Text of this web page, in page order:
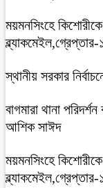
ময়মনসিংহে
ব্ল্যাকমেইল,গ্রেপ্তার-
স্থানীয় সরকার
বাগমারা থানা
আশিক সাঈদ
ময়মনসিংহে
ব্ল্যাকমেইল,গ্রেপ্তার-